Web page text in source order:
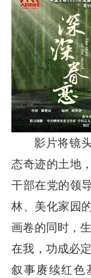
影片将镜
态奇迹的土地
干部在党的领
林、美化家园
画卷的同时，
在我，功成必
叙事赓续红色